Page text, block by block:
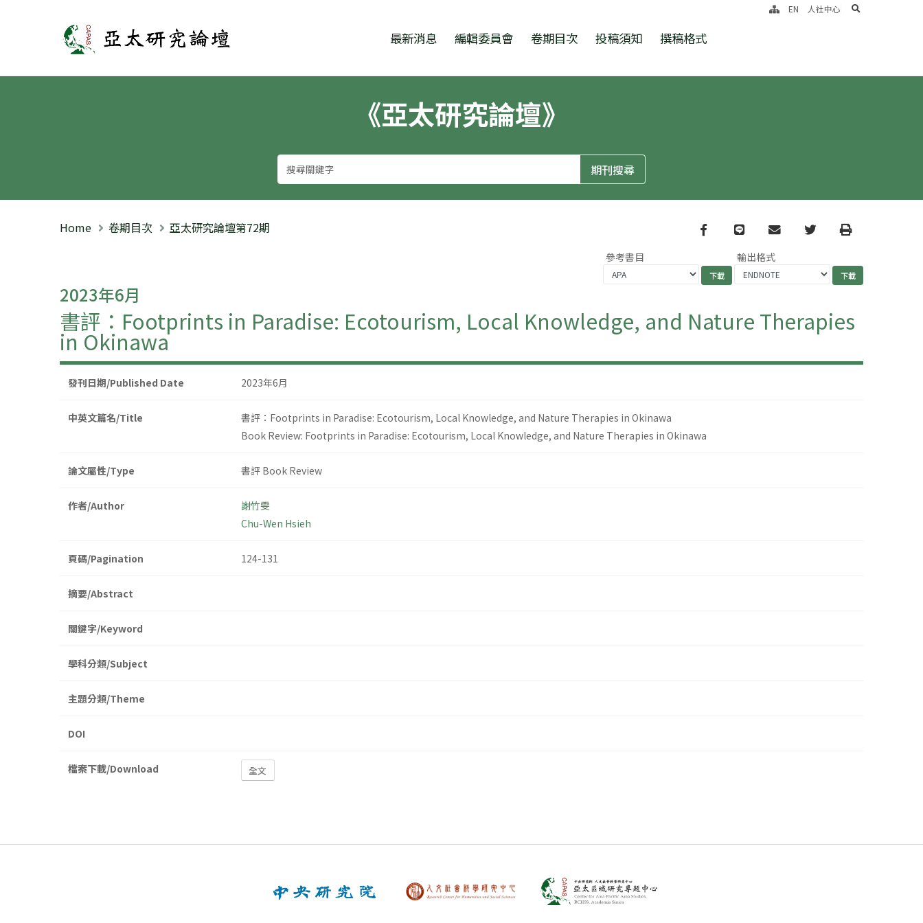
亞太研究論壇 最新消息 編輯委員會 卷期目次 投稿須知 撰稿格式
EN 人社中心 search
《亞太研究論壇》
Home 卷期目次 亞太研究論壇第72期 Facebook
line email TwitterPrint
參考書目 輸出格式
2023年6月
書評：Footprints in Paradise: Ecotourism, Local Knowledge, and Nature Therapies
in Okinawa
發刊日期/Published Date 2023年6月
中英文篇名/Title
書評：Footprints in Paradise: Ecotourism, Local Knowledge, and Nature Therapies in Okinawa
Book Review: Footprints in Paradise: Ecotourism, Local Knowledge, and Nature Therapies in Okinawa
論文屬性/Type 書評 Book Review
作者/Author
謝竹雯
Chu-Wen Hsieh
頁碼/Pagination 124-131
摘要/Abstract
關鍵字/Keyword
學科分類/Subject
主題分類/Theme
DOI
檔案下載/Download 全文